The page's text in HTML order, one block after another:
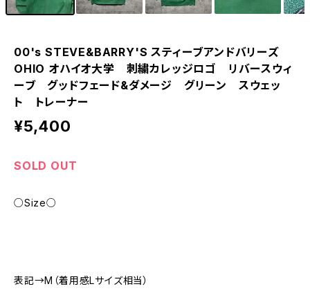
00's STEVE&BARRY'S スティーブアンドバリーズ
OHIO オハイオ大学 刺繍カレッジロゴ リバースウィ
ーブ グッドフェード&ダメージ グリーン スウェッ
ト トレーナー
¥5,400
SOLD OUT
○Size○
表記→M（着用感Lサイズ相当）